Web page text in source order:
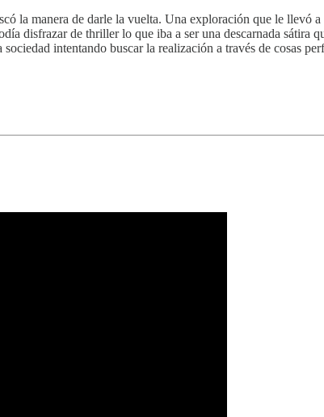
la manera de darle la vuelta. Una exploración que le llevó
disfrazar de thriller lo que iba a ser una descarnada sátira
intentando buscar la realización a través de cosas